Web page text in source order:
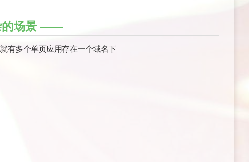
场景
有多个单页应用存在一个域名下